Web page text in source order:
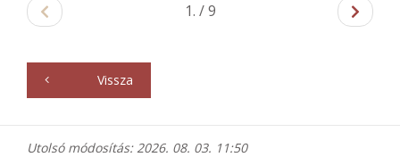
1. / 9
Vissza
Utolsó módosítás: 2026. 08. 03. 11:50